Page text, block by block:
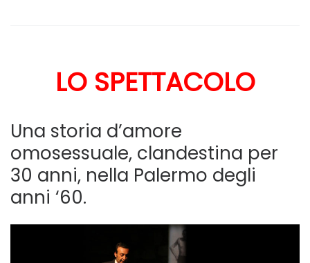
LO SPETTACOLO
Una storia d’amore
omosessuale, clandestina per
30 anni, nella Palermo degli
anni ‘60.